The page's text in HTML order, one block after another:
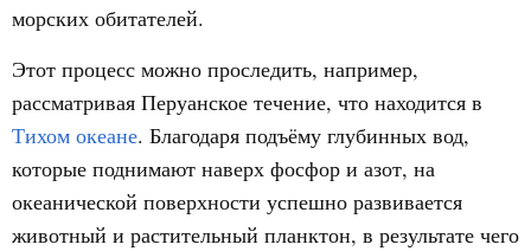
морских обитателей.
Этот процесс можно проследить, например,
рассматривая Перуанское течение, что находится в
Тихом океане. Благодаря подъёму глубинных вод,
которые поднимают наверх фосфор и азот, на
океанической поверхности успешно развивается
животный и растительный планктон, в результате чего